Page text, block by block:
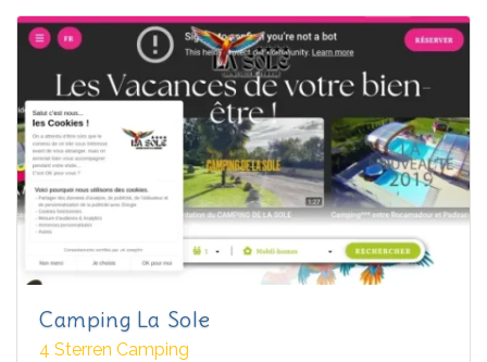
Camping La Sole
4 Sterren Camping